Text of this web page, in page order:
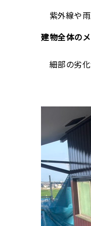
紫外線や雨
建物全体の
細部の劣